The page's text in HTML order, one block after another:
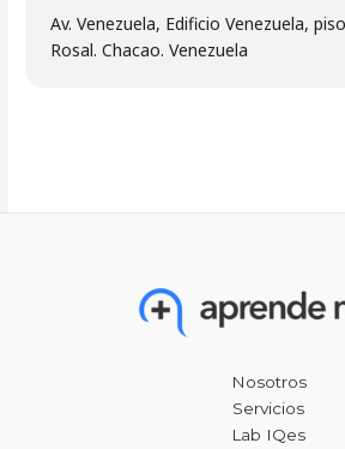
Av. Venezuela, Edificio Venezuela,
Rosal. Chacao. Venezuela
Nosotros
Servicios
Lab IQes